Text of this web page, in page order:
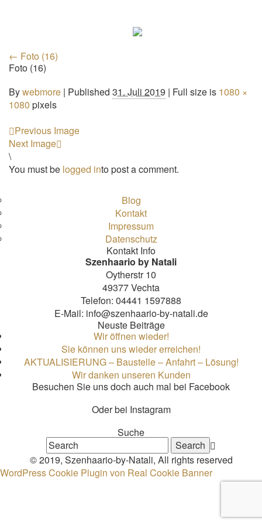
← Foto (16)
Foto (16)
Bywebmore | Published 31. Juli 2019 | Full size is 1080 ×
1080 pixels
Previous Image
Next Image
\
You must be logged into post a comment.
Blog
Kontakt
Impressum
Datenschutz
Kontakt Info
Szenhaario by Natali
Oytherstr 10
49377 Vechta
Telefon: 04441 1597888
E-Mail: info@szenhaario-by-natali.de
Neuste Beiträge
Wir öffnen wieder!
Sie können uns wieder erreichen!
AKTUALISIERUNG – Baustelle – Anfahrt – Lösung!
Wir danken unseren Kunden
Besuchen Sie uns doch auch mal bei Facebook
Oder bei Instagram
Suche
© 2019, Szenhaario-by-Natali, All rights reserved
WordPress Cookie Plugin von Real Cookie Banner